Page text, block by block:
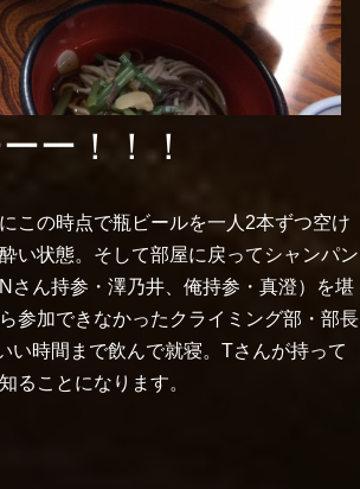
ー！！！
この時点で瓶ビールを一人2本ずつ空け
い状態。そして部屋に戻ってシャンパン
さん持参・澤乃井、俺持参・真澄）を堪
参加できなかったクライミング部・部長
い時間まで飲んで就寝。Tさんが持って
ることになります。